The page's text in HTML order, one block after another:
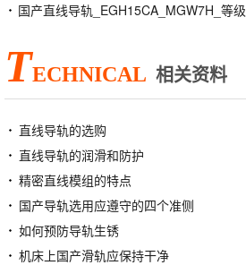
TECHNICAL 相关资料
直线导轨的选购
直线导轨的润滑和防护
精密直线模组的特点
国产导轨选用应遵守的四个准侧
如何预防导轨生锈
机床上国产滑轨应保持干净